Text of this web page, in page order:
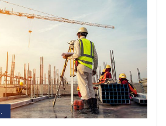
E TRASPORTI